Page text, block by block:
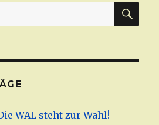
WAL steht zur Wahl!